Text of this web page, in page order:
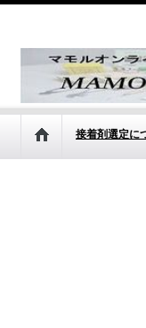
接着剤選定に